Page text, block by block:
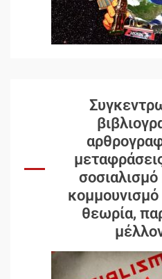
σοσιαλισμό
κομμουνισμό
θεωρία,